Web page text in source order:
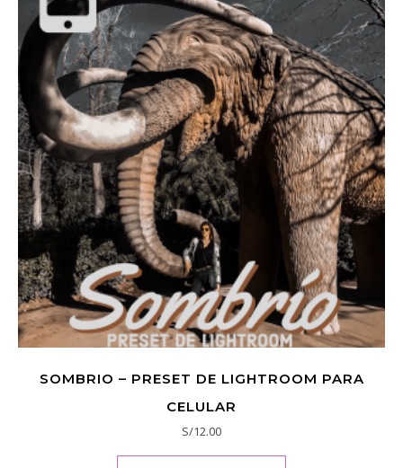
SOMBRIO – PRESET DE LIGHTROOM PARA
CELULAR
S/12.00